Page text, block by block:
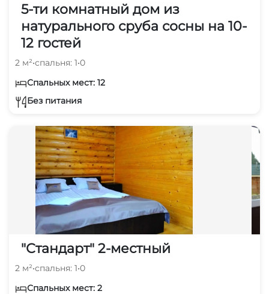
5-ти комнатный дом из
натурального сруба сосны на 10-
12 гостей
2 м²•спальня: 1•0
Спальных мест: 12
Без питания
"Стандарт" 2-местный
2 м²•спальня: 1•0
Спальных мест: 2